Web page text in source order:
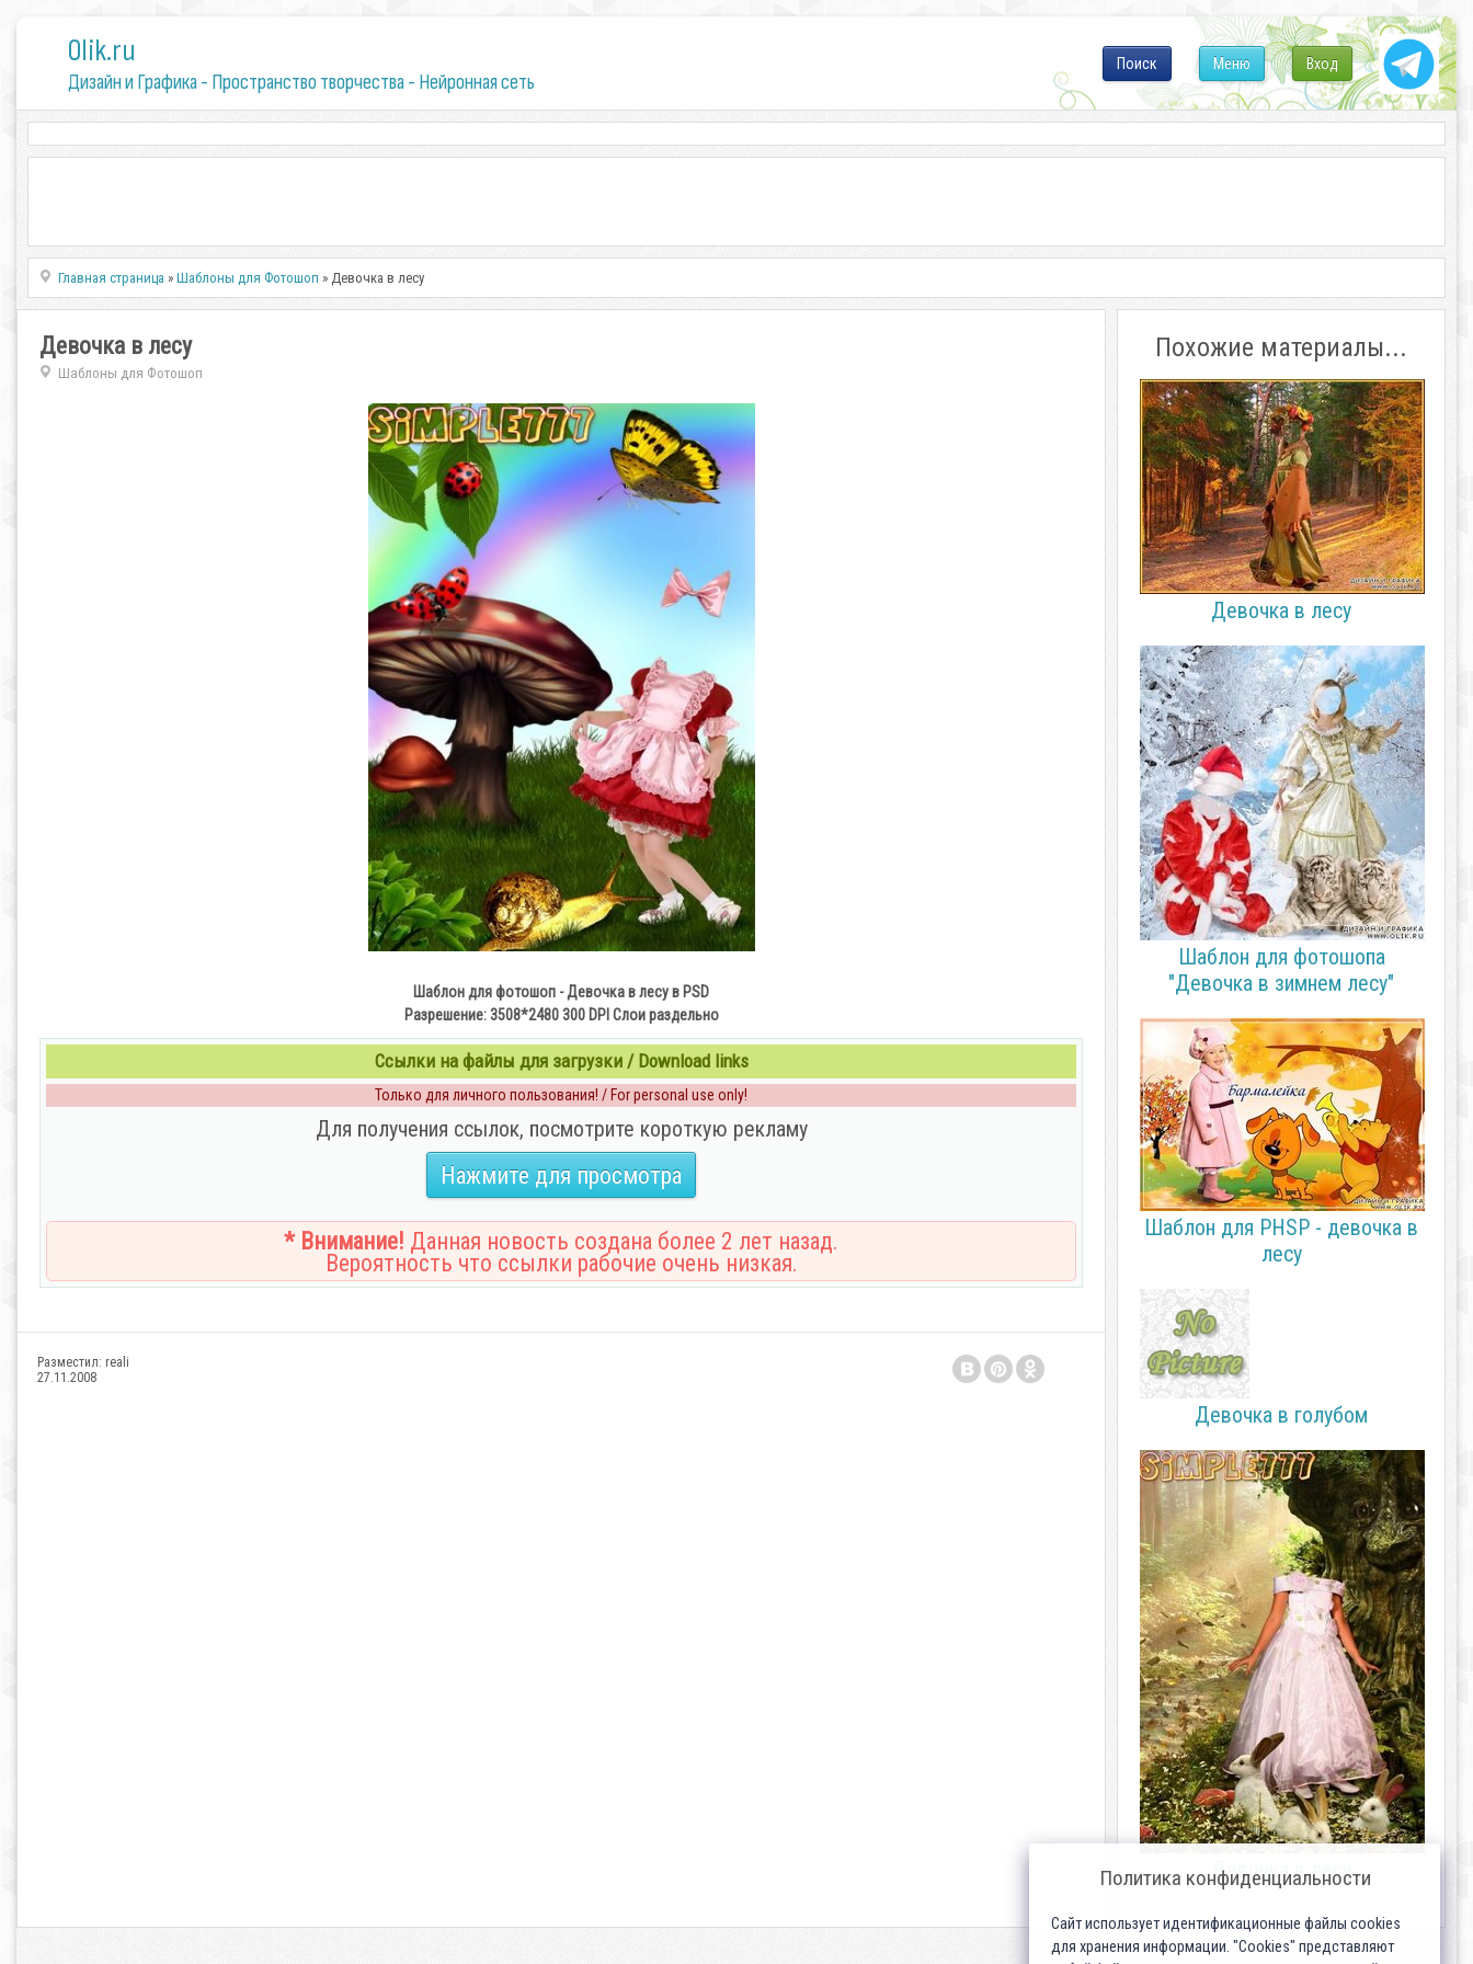
0lik.ru
Дизайн и Графика - Пространство творчества - Нейронная сеть
Вход
Меню
Поиск
Главная страница »Шаблоны для Фотошоп » Девочка в лесу
Девочка в лесу
Шаблоны для Фотошоп
Шаблон для фотошоп - Девочка в лесу в PSD
Разрешение: 3508*2480 300 DPI Слои раздельно
Ссылки на файлы для загрузки / Download links
Только для личного пользования! / For personal use only!
Для получения ссылок, посмотрите короткую рекламу
Нажмите для просмотра
* Внимание! Данная новость создана более 2 лет назад.
Вероятность что ссылки рабочие очень низкая.
Разместил: reali
27.11.2008
Похожие материалы...
Девочка в лесу
Шаблон для фотошопа
"Девочка в зимнем лесу"
Шаблон для PHSP - девочка в
лесу
Девочка в голубом
Девочка в лесу
Политика конфиденциальности
Сайт использует идентификационные файлы cookies
для хранения информации. "Cookies" представляют